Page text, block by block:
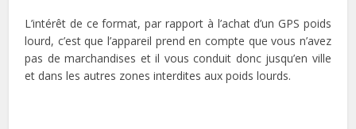
L’intérêt de ce format, par rapport à l’achat d’un GPS poids
lourd, c’est que l’appareil prend en compte que vous n’avez
pas de marchandises et il vous conduit donc jusqu’en ville
et dans les autres zones interdites aux poids lourds.